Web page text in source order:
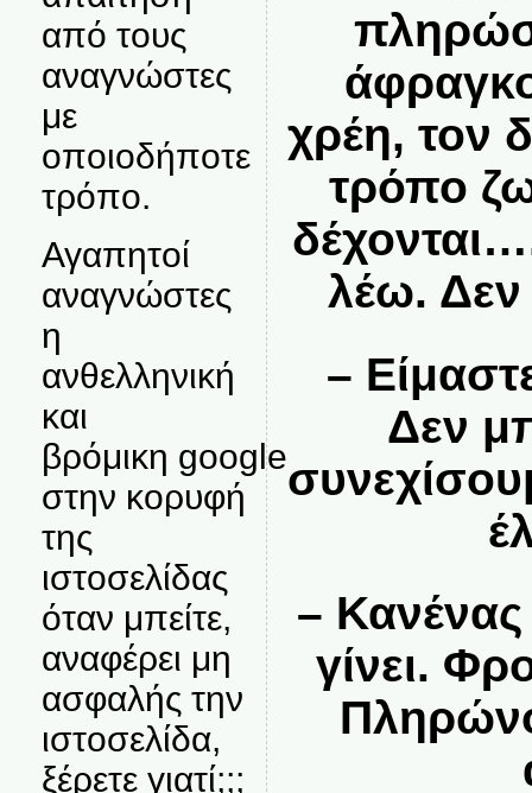
από τους
αναγνώστες
με
οποιοδήποτε
τρόπο.
Αγαπητοί
αναγνώστες
η
ανθελληνική
και
βρόμικη google
στην κορυφή
της
ιστοσελίδας
όταν μπείτε,
αναφέρει μη
ασφαλής την
ιστοσελίδα,
ξέρετε γιατί;;;
χρέη, τον
τρόπο
λέω. Δεν
–
Δεν
–
γίνει.